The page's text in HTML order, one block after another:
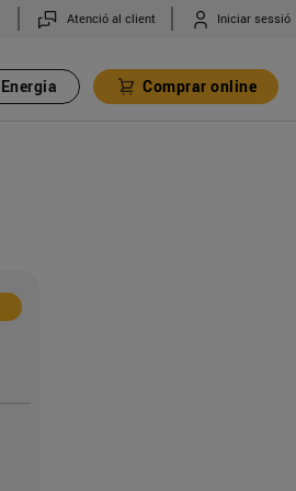
Atenció al client Iniciar sessió
Energia Comprar online